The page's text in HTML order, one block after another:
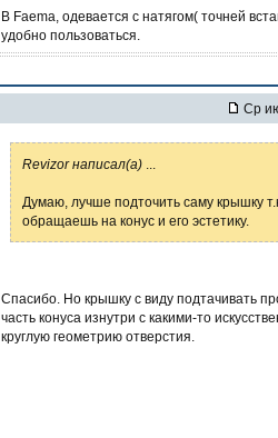
В Faema, одевается с натягом( точней
удобно пользоваться.
Ср
Revizor написал(а)
Думаю, лучше подточить саму крышку
обращаешь на конус и его эстетику.
Спасибо. Но крышку с виду подтачивать
часть конуса изнутри с какими-то
круглую геометрию отверстия.